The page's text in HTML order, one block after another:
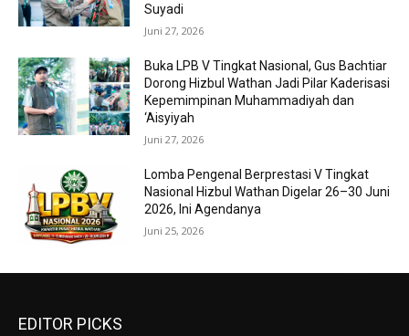
Suyadi
Juni 27, 2026
Buka LPB V Tingkat Nasional, Gus Bachtiar
Dorong Hizbul Wathan Jadi Pilar Kaderisasi
Kepemimpinan Muhammadiyah dan
‘Aisyiyah
Juni 27, 2026
Lomba Pengenal Berprestasi V Tingkat
Nasional Hizbul Wathan Digelar 26–30 Juni
2026, Ini Agendanya
Juni 25, 2026
EDITOR PICKS